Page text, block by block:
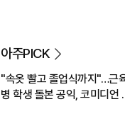
아주PICK
"속옷 빨고 졸업식까지"…근
병 학생 돌본 공익, 코미디언